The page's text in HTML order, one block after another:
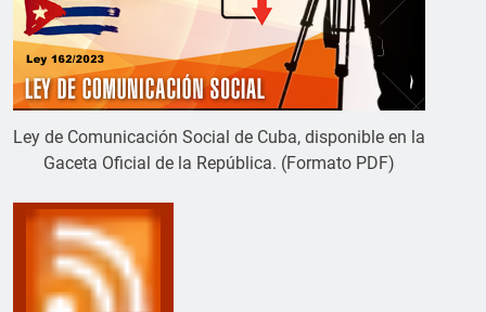
Ley de Comunicación Social de Cuba, disponible en la
Gaceta Oficial de la República. (Formato PDF)